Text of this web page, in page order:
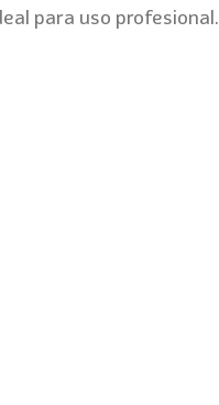
para uso profesional.